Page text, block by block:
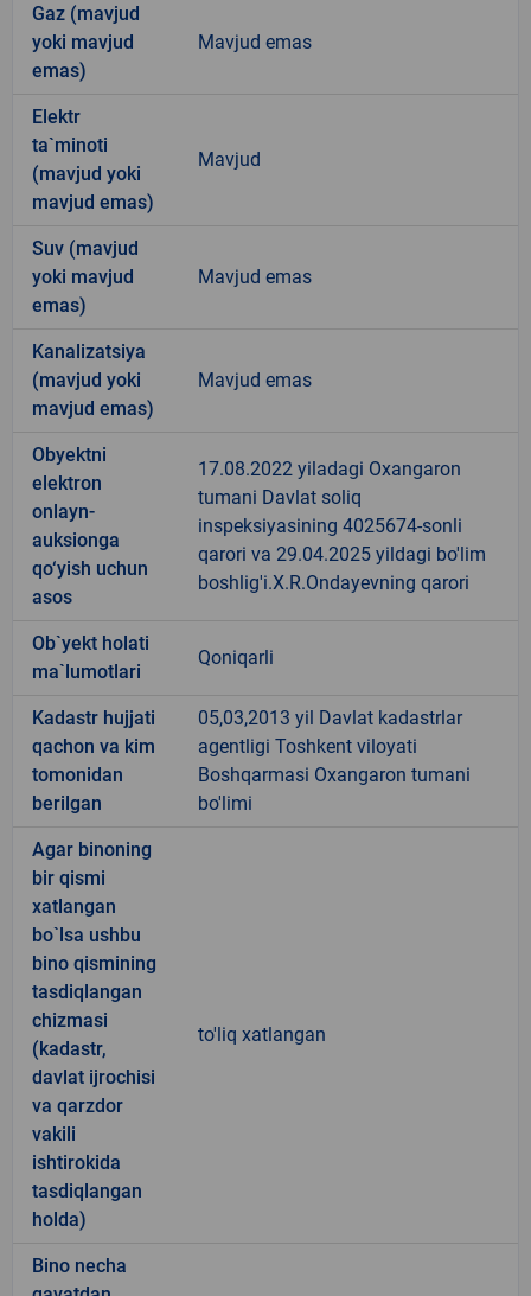
Gaz (mavjud
yoki mavjud
emas)
Mavjud emas
Elektr
ta`minoti
(mavjud yoki
mavjud emas)
Mavjud
Suv (mavjud
yoki mavjud
emas)
Mavjud emas
Kanalizatsiya
(mavjud yoki
mavjud emas)
Mavjud emas
Obyektni
elektron
onlayn-
auksionga
qo‘yish uchun
asos
17.08.2022 yiladagi Oxangaron
tumani Davlat soliq
inspeksiyasining 4025674-sonli
qarori va 29.04.2025 yildagi bo'lim
boshlig'i.X.R.Ondayevning qarori
Ob`yekt holati
ma`lumotlari
Qoniqarli
Kadastr hujjati
qachon va kim
tomonidan
berilgan
05,03,2013 yil Davlat kadastrlar
agentligi Toshkent viloyati
Boshqarmasi Oxangaron tumani
bo'limi
Agar binoning
bir qismi
xatlangan
bo`lsa ushbu
bino qismining
tasdiqlangan
chizmasi
(kadastr,
davlat ijrochisi
va qarzdor
vakili
ishtirokida
tasdiqlangan
holda)
to'liq xatlangan
Bino necha